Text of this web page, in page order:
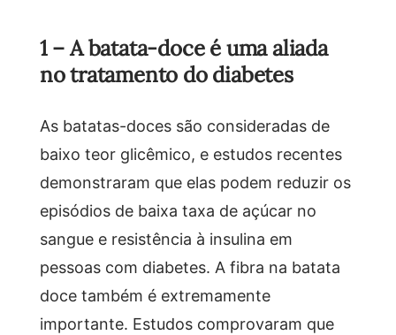
1 – A batata-doce é uma aliada
no tratamento do diabetes
As batatas-doces são consideradas de
baixo teor glicêmico, e estudos recentes
demonstraram que elas podem reduzir os
episódios de baixa taxa de açúcar no
sangue e resistência à insulina em
pessoas com diabetes. A fibra na batata
doce também é extremamente
importante. Estudos comprovaram que